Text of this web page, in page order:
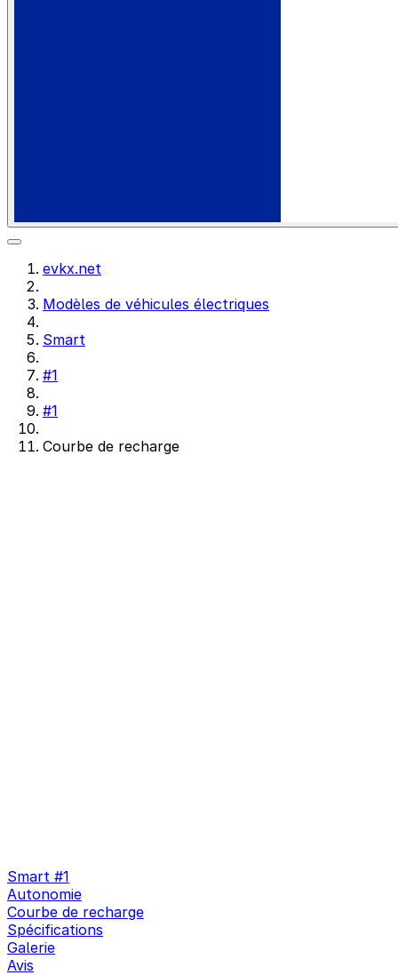
evkx.net
Modèles de véhicules électriques
Smart
#1
#1
Courbe de recharge
Smart #1
Autonomie
Courbe de recharge
Spécifications
Galerie
Avis